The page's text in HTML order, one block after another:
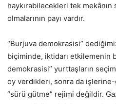
haykırabilecekleri tek
olmalarının payı vardır.
“Burjuva demokrasisi”
biçiminde, iktidarı etkilemenin
demokrasisi” yurttaşların
oy verdikleri, sonra da
“sürü gütme” rejimi değildir.